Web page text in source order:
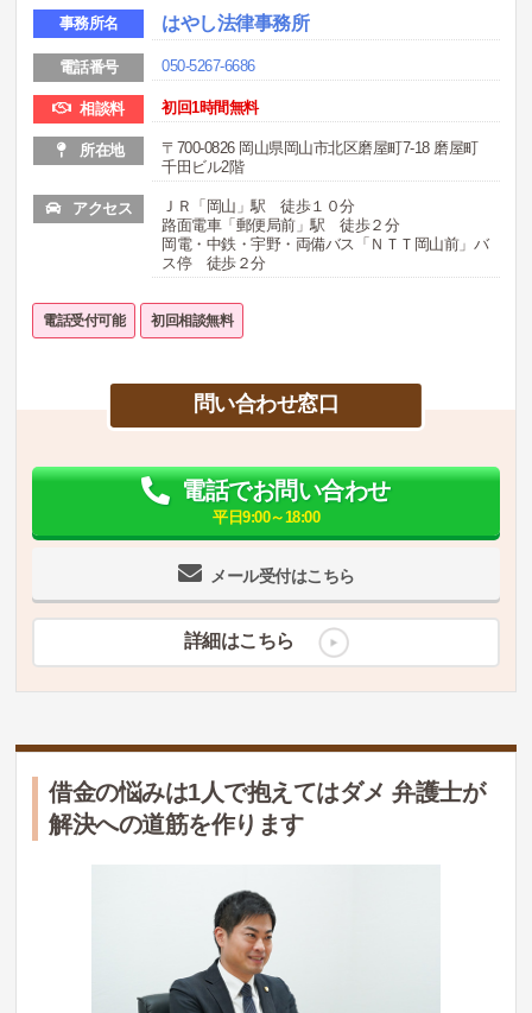
事務所名 はやし法律事務所
電話番号 050-5267-6686
相談料 初回1時間無料
所在地
〒700-0826 岡山県岡山市北区磨屋町7-18 磨屋町
千田ビル2階
アクセス
ＪＲ「岡山」駅 徒歩１０分
路面電車「郵便局前」駅 徒歩２分
岡電・中鉄・宇野・両備バス「ＮＴＴ岡山前」バ
ス停 徒歩２分
電話受付可能 初回相談無料
問い合わせ窓口
メール受付はこちら
電話でお問い合わせ
平日9:00～18:00
詳細はこちら
借金の悩みは1人で抱えてはダメ 弁護士が
解決への道筋を作ります